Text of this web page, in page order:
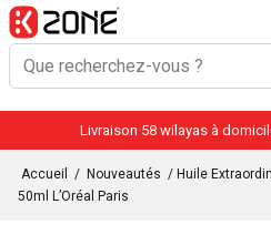
Livraison 58 wilayas à
Accueil / Nouveautés / Huile
50ml L’Oréal Paris